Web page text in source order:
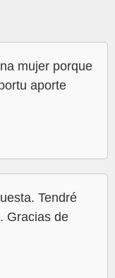
mujer porque
aporte
Tendré
Gracias de